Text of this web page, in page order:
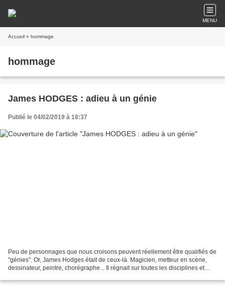
MENU
Accueil » hommage
hommage
James HODGES : adieu à un génie
Publié le 04/02/2019 à 18:37
Peu de personnages que nous croisons peuvent réellement être qualifiés de
"génies". Or, James Hodges était de ceux-là. Magicien, metteur en scène,
dessinateur, peintre, chorégraphe... Il régnait sur toutes les disciplines et